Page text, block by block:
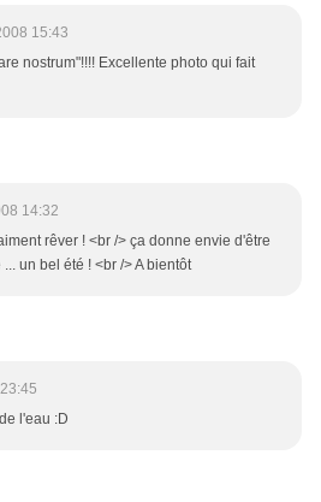
15:43
nostrum"!!!! Excellente photo qui fait
14:32
rêver ! <br /> ça donne envie d'être
un bel été ! <br /> A bientôt
l'eau :D